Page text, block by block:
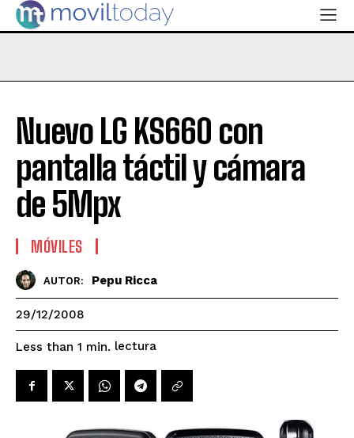
Nuevo LG KS660 con
pantalla táctil y cámara
de 5Mpx
MÓVILES
AUTOR: Pepu Ricca
29/12/2008
Less than 1 min. lectura